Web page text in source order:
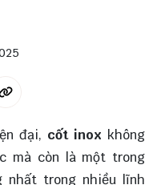
đại, cốt inox không
mà còn là một trong
nhất trong nhiều lĩnh